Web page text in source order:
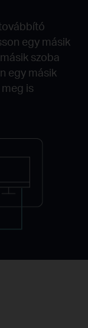
egy másik
szoba
egy másik
is